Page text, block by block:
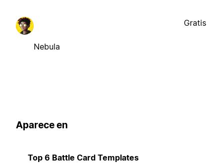
Nebula
Gratis
Aparece en
Top 6 Battle Card Templates